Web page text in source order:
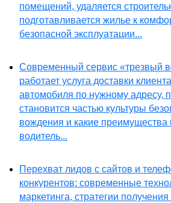
помещений, удаляется
подготавливается жилье к
безопасной эксплуатации...
Современный сервис «трезвый
работает услуга доставки
автомобиля по нужному адресу,
становится частью культуры
вождения и какие преимущества
водитель...
Перехват лидов с сайтов и
конкурентов: современные
маркетинга, стратегии